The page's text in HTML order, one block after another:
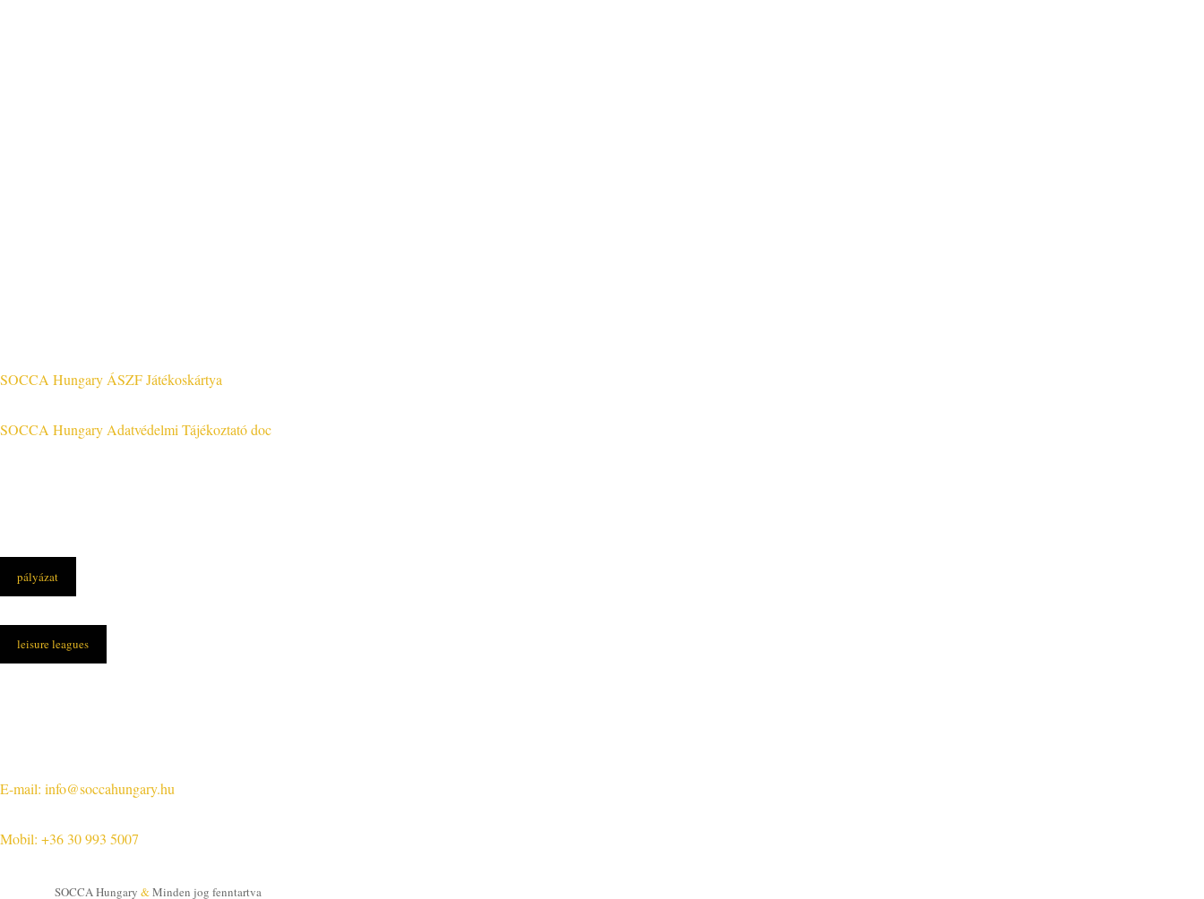
SOCCA Hungary ÁSZF Játékoskártya
SOCCA Hungary Adatvédelmi Tájékoztató doc
pályázat
leisure leagues
E-mail: info@soccahungary.hu
Mobil: +36 30 993 5007
SOCCA Hungary &Minden jog fenntartva